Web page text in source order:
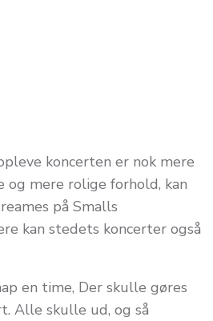
koncerten er nok mere
og mere rolige forhold, kan
på Smalls
kan stedets koncerter også
en time, Der skulle gøres
Alle skulle ud, og så